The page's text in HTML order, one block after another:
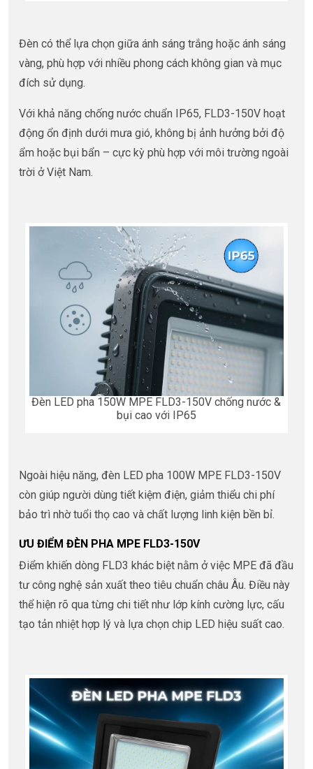
Đèn có thể lựa chọn giữa ánh sáng trắng hoặc ánh sáng
vàng, phù hợp với nhiều phong cách không gian và mục
đích sử dụng.
Với khả năng chống nước chuẩn IP65, FLD3-150V hoạt
động ổn định dưới mưa gió, không bị ảnh hưởng bởi độ
ẩm hoặc bụi bẩn – cực kỳ phù hợp với môi trường ngoài
trời ở Việt Nam.
Đèn LED pha 150W MPE FLD3-150V chống nước &
bụi cao với IP65
Ngoài hiệu năng, đèn LED pha 100W MPE FLD3-150V
còn giúp người dùng tiết kiệm điện, giảm thiểu chi phí
bảo trì nhờ tuổi thọ cao và chất lượng linh kiện bền bỉ.
ƯU ĐIỂM ĐÈN PHA MPE FLD3-150V
Điểm khiến dòng FLD3 khác biệt nằm ở việc MPE đã đầu
tư công nghệ sản xuất theo tiêu chuẩn châu Âu. Điều này
thể hiện rõ qua từng chi tiết như lớp kính cường lực, cấu
tạo tản nhiệt hợp lý và lựa chọn chip LED hiệu suất cao.